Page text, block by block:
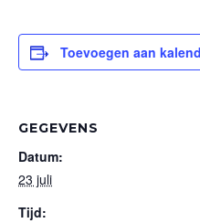
Toevoegen aan
GEGEVENS
Datum:
23 juli
Tijd: